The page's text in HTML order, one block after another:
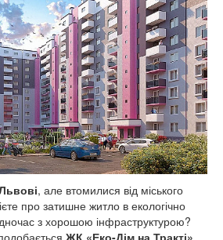
, але втомилися від міського
про затишне житло в екологічно
з хорошою інфраструктурою?